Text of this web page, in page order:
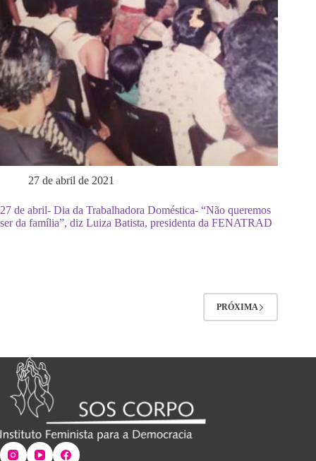
27 de abril de 2021
27 de abril- Dia da Trabalhadora Doméstica- “Não queremos
ser da família”, diz Luiza Batista, presidenta da FENATRAD
PRÓXIMA